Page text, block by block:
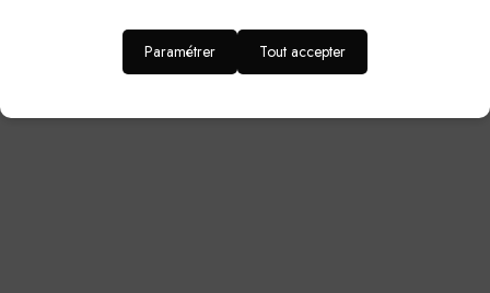
- Couleur ZUT - 14 kg
270,90€
Paramétrer Tout accepter